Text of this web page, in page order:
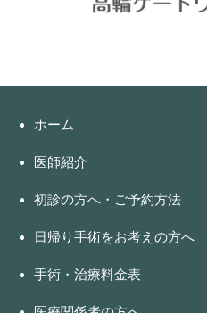
ホーム
医師紹介
初診の方へ・ご予約方法
日帰り手術をお考えの方へ
手術・治療料金表